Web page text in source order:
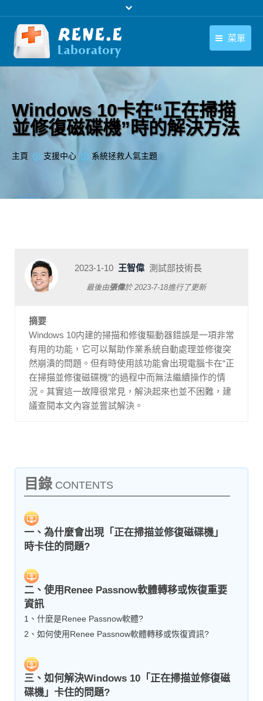
菜單
下載中心
購買
聯絡我們
Windows 10卡在“正在掃描
並修復磁碟機”時的解決方法
您在此处：
主頁 支援中心 系統拯救人氣主題
2023-1-10 王智偉 測試部技術長
最後由張偉於2023-7-18進行了更新
摘要
Windows 10内建的掃描和修復驅動器錯誤是一項非常
有用的功能，它可以幫助作業系統自動處理並修復突
然崩潰的問題。但有時使用該功能會出現電腦卡在“正
在掃描並修復磁碟機”的過程中而無法繼續操作的情
況。其實這一故障很常見，解決起來也並不困難，建
議查閱本文內容並嘗試解決。
目錄 CONTENTS
一、為什麼會出現「正在掃描並修復磁碟機」
時卡住的問題?
二、使用Renee Passnow軟體轉移或恢復重要
資訊
1、什麼是Renee Passnow軟體?
2、如何使用Renee Passnow軟體轉移或恢復資訊?
三、如何解決Windows 10「正在掃描並修復磁
碟機」卡住的問題?